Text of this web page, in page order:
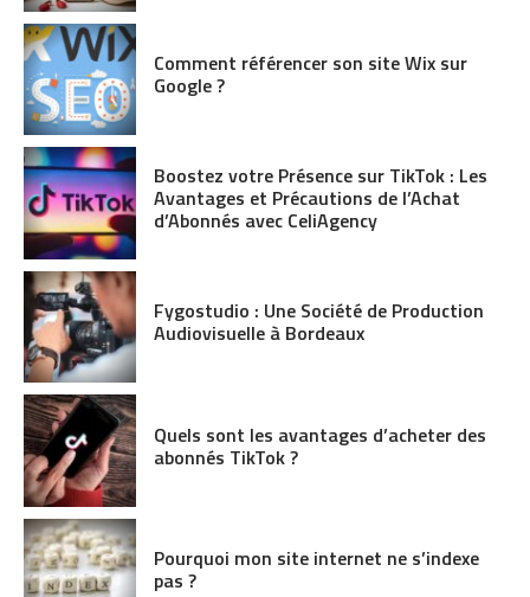
Comment référencer son site Wix sur
Google ?
Boostez votre Présence sur TikTok : Les
Avantages et Précautions de l’Achat
d’Abonnés avec CeliAgency
Fygostudio : Une Société de Production
Audiovisuelle à Bordeaux
Quels sont les avantages d’acheter des
abonnés TikTok ?
Pourquoi mon site internet ne s’indexe
pas ?